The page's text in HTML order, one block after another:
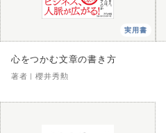
実用書
心をつかむ文章の書き方
著者｜櫻井秀勲